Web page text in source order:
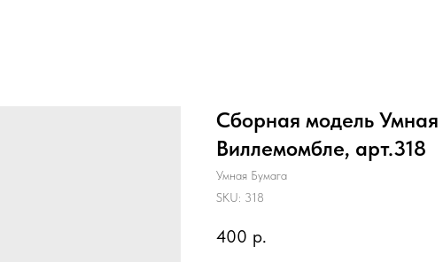
Сборная модель Умная
Виллемомбле, арт.318
Умная Бумага
SKU: 318
400 р.